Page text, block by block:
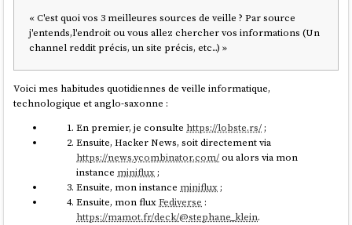
« C'est quoi vos 3 meilleures sources de veille ? Par source
j'entends,l'endroit ou vous allez chercher vos informations (Un
channel reddit précis, un site précis, etc...) »
Voici mes habitudes quotidiennes de veille informatique,
technologique et anglo-saxonne :
En premier, je consulte https://lobste.rs/ ;
Ensuite, Hacker News, soit directement via
https://news.ycombinator.com/ou alors via mon
instance miniflux ;
Ensuite, mon instance miniflux ;
Ensuite, mon fluxFediverse :
https://mamot.fr/deck/@stephane_klein.